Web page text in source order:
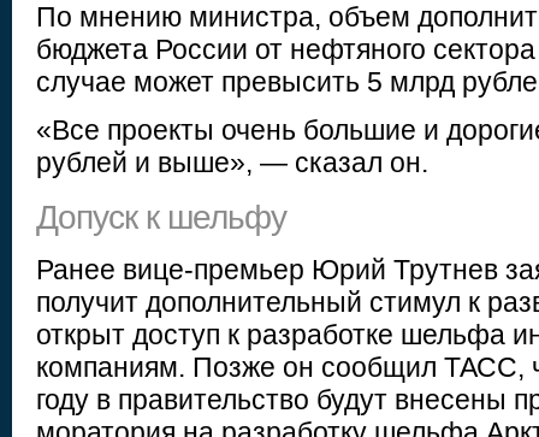
По мнению министра, объем
бюджета России от нефтяного
случае может превысить 5 млрд
«Все проекты очень большие и
рублей и выше», — сказал он.
Допуск к шельфу
Ранее вице-премьер Юрий Трутнев
получит дополнительный стимул к
открыт доступ к разработке шельфа
компаниям. Позже он сообщил ТАСС,
году в правительство будут внесены